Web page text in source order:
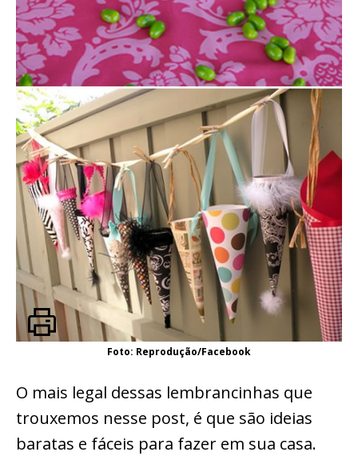
Foto: Reprodução/Facebook
O mais legal dessas lembrancinhas que
trouxemos nesse post, é que são ideias
baratas e fáceis para fazer em sua casa.